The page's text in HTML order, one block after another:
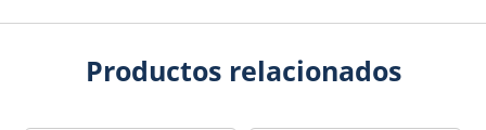
Productos relacionados